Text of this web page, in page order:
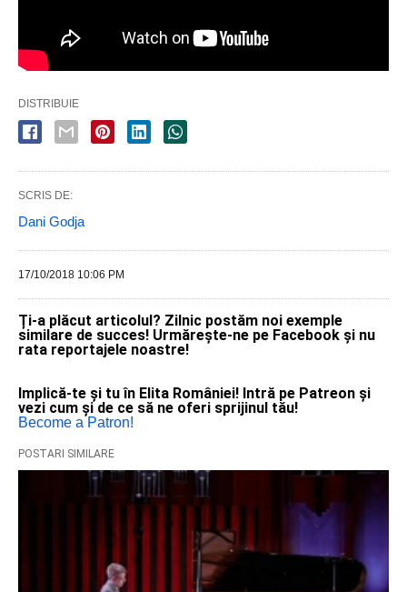
DISTRIBUIE
SCRIS DE:
Dani Godja
17/10/2018 10:06 PM
Ți-a plăcut articolul? Zilnic postăm noi exemple
similare de succes! Urmărește-ne pe Facebook și nu
rata reportajele noastre!
Implică-te și tu în Elita României! Intră pe Patreon și
vezi cum și de ce să ne oferi sprijinul tău!
Become a Patron!
POSTARI SIMILARE